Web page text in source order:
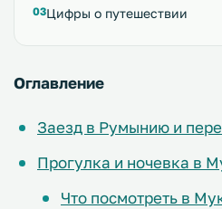
Цифры о путешествии
Оглавление
Заезд в Румынию и
Прогулка и ночевка в
Что посмотреть в